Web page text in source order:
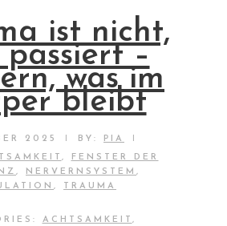
ist nicht,
passiert –
was im
bleibt
2025 BY: PIA
,
FENSTER DER
, NERVERNSYSTEM ,
, TRAUMA
ACHTSAMKEIT ,